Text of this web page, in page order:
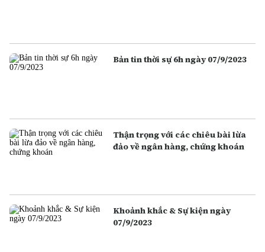
Bản tin thời sự 6h ngày 07/9/2023
Thận trọng với các chiêu bài lừa
đảo về ngân hàng, chứng khoán
Khoảnh khắc & Sự kiện ngày
07/9/2023